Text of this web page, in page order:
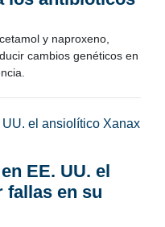
y naproxeno,
cambios genéticos en
EE. UU. el
fallas en su